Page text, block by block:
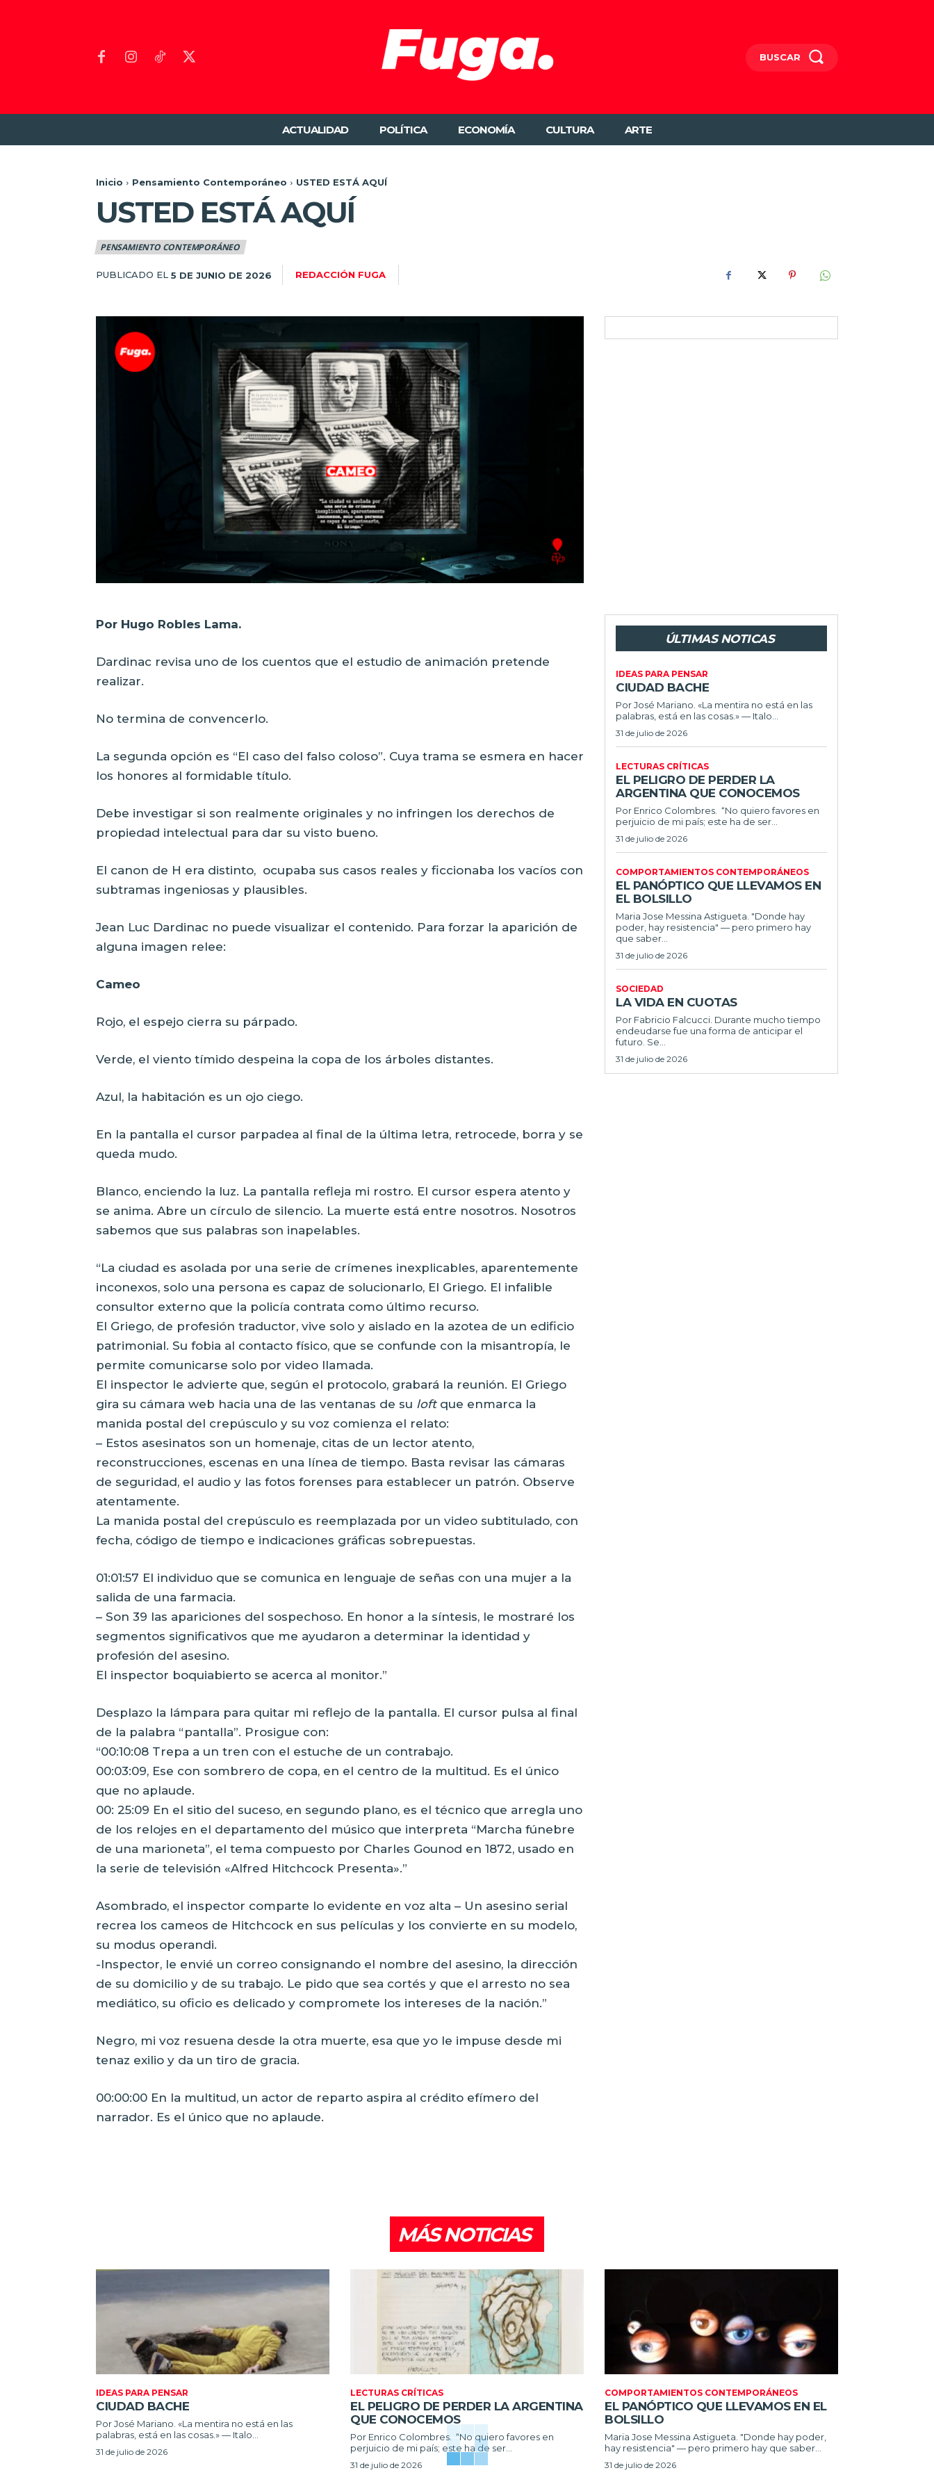
BUSCAR
ACTUALIDAD POLÍTICA ECONOMÍA CULTURA ARTE
Inicio Pensamiento Contemporáneo USTED ESTÁ AQUÍ
USTED ESTÁ AQUÍ
PENSAMIENTO CONTEMPORÁNEO
PUBLICADO EL 5 DE JUNIO DE 2026 REDACCIÓN FUGA
Por Hugo Robles Lama.
Dardinac revisa uno de los cuentos que el estudio de animación pretende
realizar.
No termina de convencerlo.
La segunda opción es “El caso del falso coloso”. Cuya trama se esmera en hacer
los honores al formidable título.
Debe investigar si son realmente originales y no infringen los derechos de
propiedad intelectual para dar su visto bueno.
El canon de H era distinto, ocupaba sus casos reales y ficcionaba los vacíos con
subtramas ingeniosas y plausibles.
Jean Luc Dardinac no puede visualizar el contenido. Para forzar la aparición de
alguna imagen relee:
Cameo
Rojo, el espejo cierra su párpado.
Verde, el viento tímido despeina la copa de los árboles distantes.
Azul, la habitación es un ojo ciego.
En la pantalla el cursor parpadea al final de la última letra, retrocede, borra y se
queda mudo.
Blanco, enciendo la luz. La pantalla refleja mi rostro. El cursor espera atento y
se anima. Abre un círculo de silencio. La muerte está entre nosotros. Nosotros
sabemos que sus palabras son inapelables.
“La ciudad es asolada por una serie de crímenes inexplicables, aparentemente
inconexos, solo una persona es capaz de solucionarlo, El Griego. El infalible
consultor externo que la policía contrata como último recurso.
El Griego, de profesión traductor, vive solo y aislado en la azotea de un edificio
patrimonial. Su fobia al contacto físico, que se confunde con la misantropía, le
permite comunicarse solo por video llamada.
El inspector le advierte que, según el protocolo, grabará la reunión. El Griego
gira su cámara web hacia una de las ventanas de su loftque enmarca la
manida postal del crepúsculo y su voz comienza el relato:
– Estos asesinatos son un homenaje, citas de un lector atento,
reconstrucciones, escenas en una línea de tiempo. Basta revisar las cámaras
de seguridad, el audio y las fotos forenses para establecer un patrón. Observe
atentamente.
La manida postal del crepúsculo es reemplazada por un video subtitulado, con
fecha, código de tiempo e indicaciones gráficas sobrepuestas.
01:01:57 El individuo que se comunica en lenguaje de señas con una mujer a la
salida de una farmacia.
– Son 39 las apariciones del sospechoso. En honor a la síntesis, le mostraré los
segmentos significativos que me ayudaron a determinar la identidad y
profesión del asesino.
El inspector boquiabierto se acerca al monitor.”
Desplazo la lámpara para quitar mi reflejo de la pantalla. El cursor pulsa al final
de la palabra “pantalla”. Prosigue con:
“00:10:08 Trepa a un tren con el estuche de un contrabajo.
00:03:09, Ese con sombrero de copa, en el centro de la multitud. Es el único
que no aplaude.
00: 25:09 En el sitio del suceso, en segundo plano, es el técnico que arregla uno
de los relojes en el departamento del músico que interpreta “Marcha fúnebre
de una marioneta”, el tema compuesto por Charles Gounod en 1872, usado en
la serie de televisión «Alfred Hitchcock Presenta».”
Asombrado, el inspector comparte lo evidente en voz alta – Un asesino serial
recrea los cameos de Hitchcock en sus películas y los convierte en su modelo,
su modus operandi.
-Inspector, le envié un correo consignando el nombre del asesino, la dirección
de su domicilio y de su trabajo. Le pido que sea cortés y que el arresto no sea
mediático, su oficio es delicado y compromete los intereses de la nación.”
Negro, mi voz resuena desde la otra muerte, esa que yo le impuse desde mi
tenaz exilio y da un tiro de gracia.
00:00:00 En la multitud, un actor de reparto aspira al crédito efímero del
narrador. Es el único que no aplaude.
ÚLTIMAS NOTICAS
IDEAS PARA PENSAR
CIUDAD BACHE
Por José Mariano. «La mentira no está en las
palabras, está en las cosas.» — Italo...
31 de julio de 2026
LECTURAS CRÍTICAS
EL PELIGRO DE PERDER LA
ARGENTINA QUE CONOCEMOS
Por Enrico Colombres. “No quiero favores en
perjuicio de mi país; este ha de ser...
31 de julio de 2026
COMPORTAMIENTOS CONTEMPORÁNEOS
EL PANÓPTICO QUE LLEVAMOS EN
EL BOLSILLO
Maria Jose Messina Astigueta. "Donde hay
poder, hay resistencia" — pero primero hay
que saber...
31 de julio de 2026
SOCIEDAD
LA VIDA EN CUOTAS
Por Fabricio Falcucci. Durante mucho tiempo
endeudarse fue una forma de anticipar el
futuro. Se...
31 de julio de 2026
MÁS NOTICIAS
IDEAS PARA PENSAR
CIUDAD BACHE
Por José Mariano. «La mentira no está en las
palabras, está en las cosas.» — Italo...
31 de julio de 2026
LECTURAS CRÍTICAS
EL PELIGRO DE PERDER LA ARGENTINA
QUE CONOCEMOS
Por Enrico Colombres. “No quiero favores en
perjuicio de mi país; este ha de ser...
31 de julio de 2026
COMPORTAMIENTOS CONTEMPORÁNEOS
EL PANÓPTICO QUE LLEVAMOS EN EL
BOLSILLO
Maria Jose Messina Astigueta. "Donde hay poder,
hay resistencia" — pero primero hay que saber...
31 de julio de 2026